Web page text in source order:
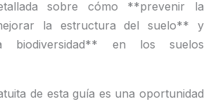
sobre cómo **prevenir la
la estructura del suelo** y
biodiversidad** en los suelos
de esta guía es una oportunidad